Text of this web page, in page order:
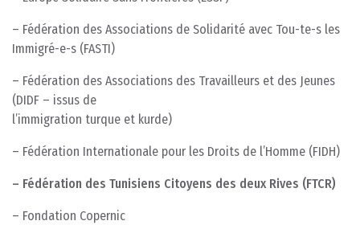
– Fédération des Associations de Solidarité avec Tou-te-s les
Immigré-e-s (FASTI)
– Fédération des Associations des Travailleurs et des Jeunes
(DIDF – issus de
l’immigration turque et kurde)
– Fédération Internationale pour les Droits de l’Homme (FIDH)
– Fédération des Tunisiens Citoyens des deux Rives (FTCR)
– Fondation Copernic